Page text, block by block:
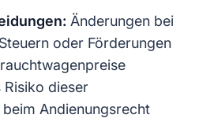
Änderungen bei
oder Förderungen
Risiko dieser
Andienungsrecht